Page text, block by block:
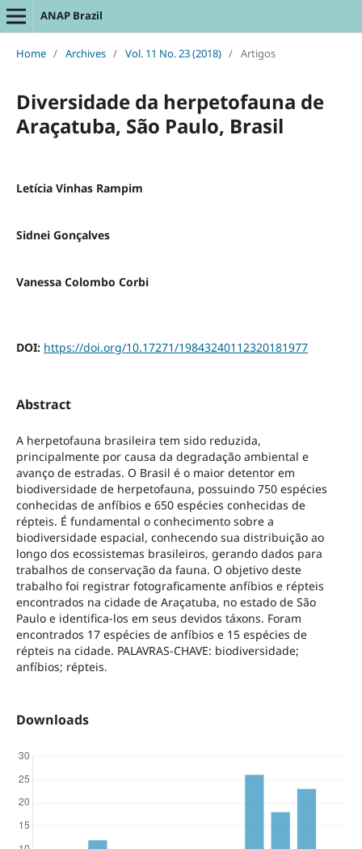
ANAP Brazil
Home / Archives / Vol. 11 No. 23 (2018) / Artigos
Diversidade da herpetofauna de
Araçatuba, São Paulo, Brasil
Letícia Vinhas Rampim
Sidnei Gonçalves
Vanessa Colombo Corbi
DOI: https://doi.org/10.17271/19843240112320181977
Abstract
A herpetofauna brasileira tem sido reduzida,
principalmente por causa da degradação ambiental e
avanço de estradas. O Brasil é o maior detentor em
biodiversidade de herpetofauna, possuindo 750 espécies
conhecidas de anfíbios e 650 espécies conhecidas de
répteis. É fundamental o conhecimento sobre a
biodiversidade espacial, conhecendo sua distribuição ao
longo dos ecossistemas brasileiros, gerando dados para
trabalhos de conservação da fauna. O objetivo deste
trabalho foi registrar fotograficamente anfíbios e répteis
encontrados na cidade de Araçatuba, no estado de São
Paulo e identifica-los em seus devidos táxons. Foram
encontrados 17 espécies de anfíbios e 15 espécies de
répteis na cidade. PALAVRAS-CHAVE: biodiversidade;
anfíbios; répteis.
Downloads